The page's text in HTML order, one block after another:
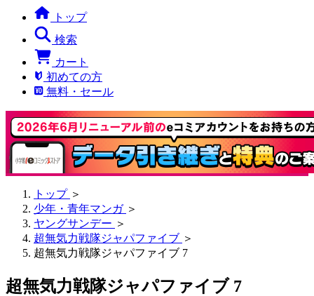
トップ
検索
カート
初めての方
無料・セール
トップ ＞
少年・青年マンガ ＞
ヤングサンデー ＞
超無気力戦隊ジャパファイブ ＞
超無気力戦隊ジャパファイブ 7
超無気力戦隊ジャパファイブ 7